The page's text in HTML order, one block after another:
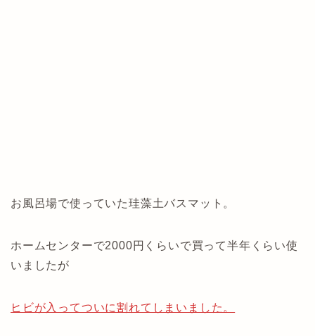
お風呂場で使っていた珪藻土バスマット。
ホームセンターで2000円くらいで買って半年くらい使
いましたが
ヒビが入ってついに割れてしまいました。